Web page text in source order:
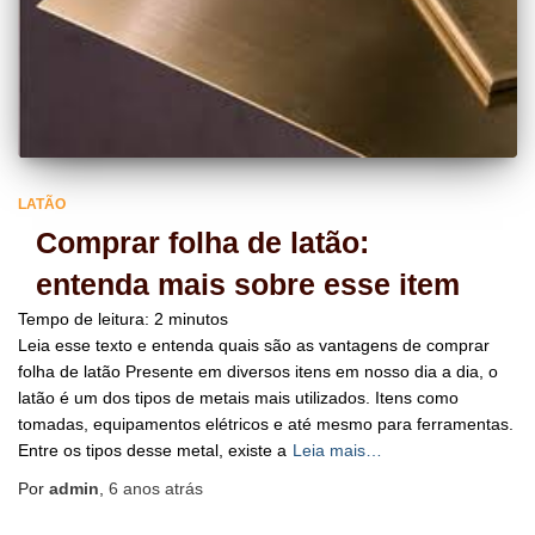
LATÃO
Comprar folha de latão:
entenda mais sobre esse item
Tempo de leitura: 2 minutos
Leia esse texto e entenda quais são as vantagens de comprar
folha de latão Presente em diversos itens em nosso dia a dia, o
latão é um dos tipos de metais mais utilizados. Itens como
tomadas, equipamentos elétricos e até mesmo para ferramentas.
Entre os tipos desse metal, existe a Leia mais…
Por admin 6 anos atrás